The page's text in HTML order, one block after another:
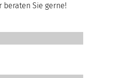
beraten Sie gerne!